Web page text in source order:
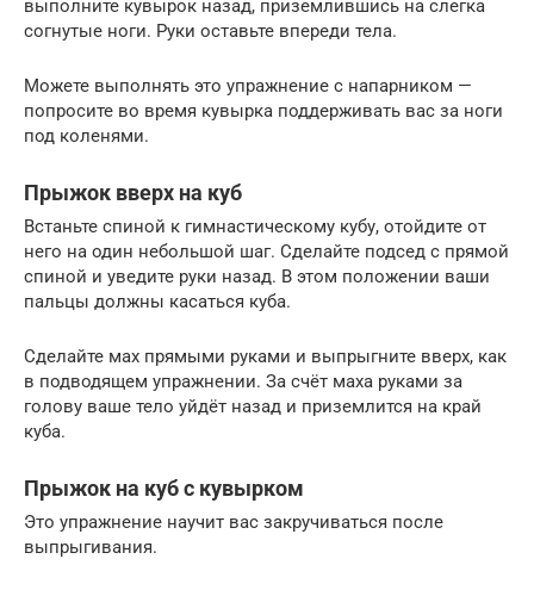
выполните кувырок назад, приземлившись на слегка
согнутые ноги. Руки оставьте впереди тела.
Можете выполнять это упражнение с напарником —
попросите во время кувырка поддерживать вас за ноги
под коленями.
Прыжок вверх на куб
Встаньте спиной к гимнастическому кубу, отойдите от
него на один небольшой шаг. Сделайте подсед с прямой
спиной и уведите руки назад. В этом положении ваши
пальцы должны касаться куба.
Сделайте мах прямыми руками и выпрыгните вверх, как
в подводящем упражнении. За счёт маха руками за
голову ваше тело уйдёт назад и приземлится на край
куба.
Прыжок на куб с кувырком
Это упражнение научит вас закручиваться после
выпрыгивания.